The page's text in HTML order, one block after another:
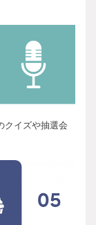
クイズや抽選会